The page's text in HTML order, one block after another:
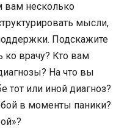
вам несколько
мысли,
Подскажите
ко врачу? Кто вам
На что вы
тот или иной диагноз?
в моменты паники?